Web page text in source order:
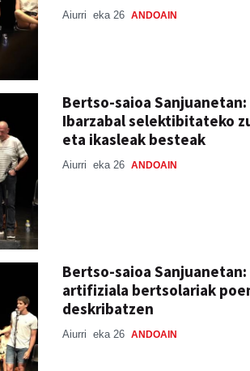
Aiurri eka 26 ANDOAIN
Bertso-saioa Sanjuanetan:
Ibarzabal selektibitateko
eta ikasleak besteak
Aiurri eka 26 ANDOAIN
Bertso-saioa Sanjuanetan:
artifiziala bertsolariak
deskribatzen
Aiurri eka 26 ANDOAIN